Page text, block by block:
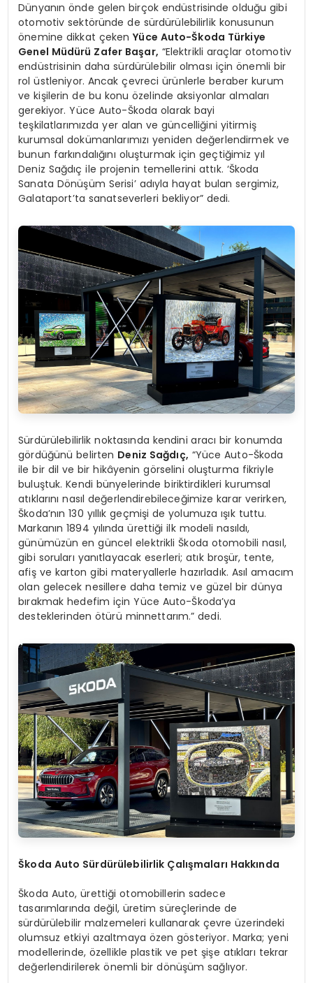
Dünyanın önde gelen birçok endüstrisinde olduğu gibi
otomotiv sektöründe de sürdürülebilirlik konusunun
önemine dikkat çekenYüce Auto-Škoda Türkiye
Genel Müdürü Zafer Başar, “Elektrikli araçlar otomotiv
endüstrisinin daha sürdürülebilir olması için önemli bir
rol üstleniyor. Ancak çevreci ürünlerle beraber kurum
ve kişilerin de bu konu özelinde aksiyonlar almaları
gerekiyor. Yüce Auto-Škoda olarak bayi
teşkilatlarımızda yer alan ve güncelliğini yitirmiş
kurumsal dokümanlarımızı yeniden değerlendirmek ve
bunun farkındalığını oluşturmak için geçtiğimiz yıl
Deniz Sağdıç ile projenin temellerini attık. ‘Škoda
Sanata Dönüşüm Serisi’ adıyla hayat bulan sergimiz,
Galataport’ta sanatseverleri bekliyor” dedi.
Sürdürülebilirlik noktasında kendini aracı bir konumda
gördüğünü belirten Deniz Sağdıç, “Yüce Auto-Škoda
ile bir dil ve bir hikâyenin görselini oluşturma fikriyle
buluştuk. Kendi bünyelerinde biriktirdikleri kurumsal
atıklarını nasıl değerlendirebileceğimize karar verirken,
Škoda’nın 130 yıllık geçmişi de yolumuza ışık tuttu.
Markanın 1894 yılında ürettiği ilk modeli nasıldı,
günümüzün en güncel elektrikli Škoda otomobili nasıl,
gibi soruları yanıtlayacak eserleri; atık broşür, tente,
afiş ve karton gibi materyallerle hazırladık. Asıl amacım
olan gelecek nesillere daha temiz ve güzel bir dünya
bırakmak hedefim için Yüce Auto-Škoda’ya
desteklerinden ötürü minnettarım.” dedi.
Škoda Auto Sürdürülebilirlik Çalışmaları Hakkında
Škoda Auto, ürettiği otomobillerin sadece
tasarımlarında değil, üretim süreçlerinde de
sürdürülebilir malzemeleri kullanarak çevre üzerindeki
olumsuz etkiyi azaltmaya özen gösteriyor. Marka; yeni
modellerinde, özellikle plastik ve pet şişe atıkları tekrar
değerlendirilerek önemli bir dönüşüm sağlıyor.